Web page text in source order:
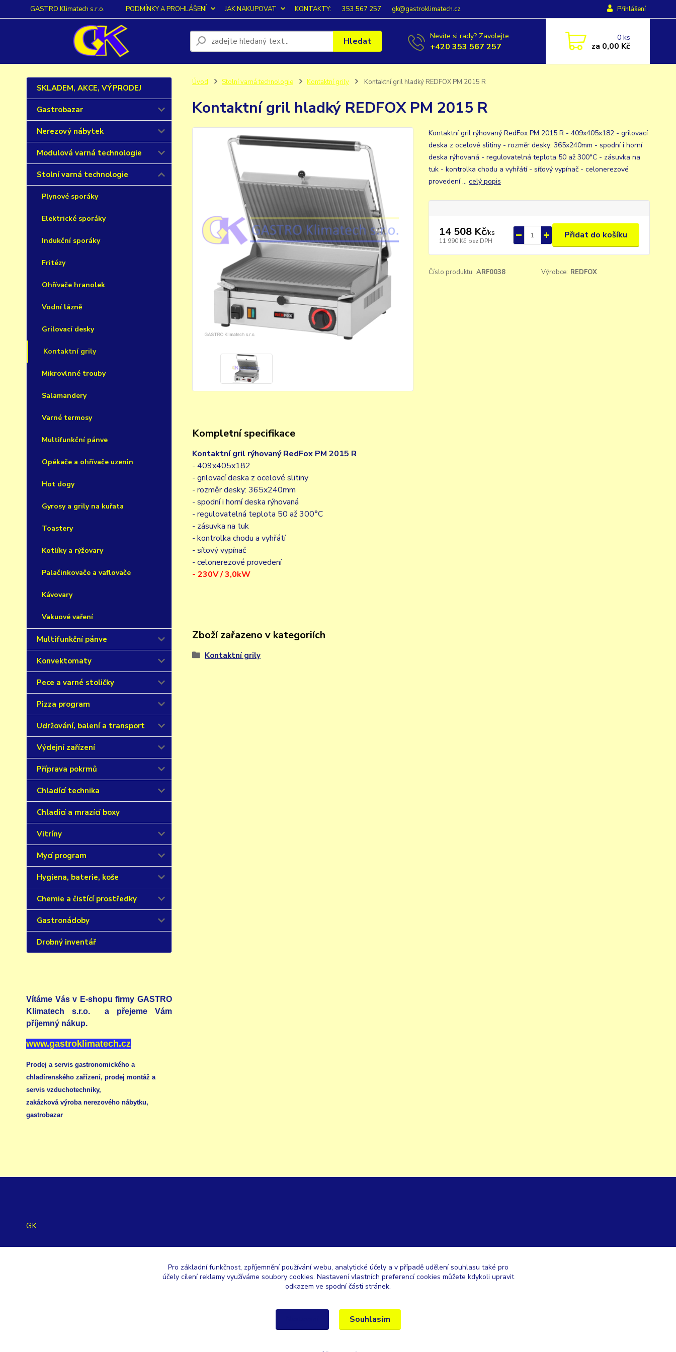
GASTRO Klimatech s.r.o. PODMÍNKY A PROHLÁŠENÍ JAK NAKUPOVAT KONTAKTY: 353 567 257 gk@gastroklimatech.cz Přihlášení
Hledat Nevíte si rady? Zavolejte.
+420 353 567 257
0ks
za 0,00 Kč
SKLADEM, AKCE, VÝPRODEJ
Gastrobazar
Nerezový nábytek
Modulová varná technologie
Stolní varná technologie
Plynové sporáky
Elektrické sporáky
Indukční sporáky
Fritézy
Ohřívače hranolek
Vodní lázně
Grilovací desky
Kontaktní grily
Mikrovlnné trouby
Salamandery
Varné termosy
Multifunkční pánve
Opékače a ohřívače uzenin
Hot dogy
Gyrosy a grily na kuřata
Toastery
Kotlíky a rýžovary
Palačinkovače a vaflovače
Kávovary
Vakuové vaření
Multifunkční pánve
Konvektomaty
Pece a varné stoličky
Pizza program
Udržování, balení a transport
Výdejní zařízení
Příprava pokrmů
Chladící technika
Chladící a mrazící boxy
Vitríny
Mycí program
Hygiena, baterie, koše
Chemie a čistící prostředky
Gastronádoby
Drobný inventář
Vítáme Vás v E-shopu firmy GASTRO
Klimatech s.r.o. a přejeme Vám
příjemný nákup.
www.gastroklimatech.cz
Prodej a servis gastronomického a
chladírenského zařízení, prodej montáž a
servis vzduchotechniky,
zakázková výroba nerezového nábytku,
gastrobazar
Úvod Stolní varná technologie Kontaktní grily Kontaktní gril hladký REDFOX PM 2015 R
Kontaktní gril hladký REDFOX PM 2015 R
Kontaktní gril rýhovaný RedFox PM 2015 R - 409x405x182 - grilovací
deska z ocelové slitiny - rozměr desky: 365x240mm - spodní i horní
deska rýhovaná - regulovatelná teplota 50 až 300°C - zásuvka na
tuk - kontrolka chodu a vyhřátí - síťový vypínač - celonerezové
provedení ... celý popis
14 508 Kč/ks
11 990 Kč bez DPH
Přidat do košíku
Číslo produktu: ARF0038 Výrobce: REDFOX
Kompletní specifikace
Kontaktní gril rýhovaný RedFox PM 2015 R
- 409x405x182
- grilovací deska z ocelové slitiny
- rozměr desky: 365x240mm
- spodní i horní deska rýhovaná
- regulovatelná teplota 50 až 300°C
- zásuvka na tuk
- kontrolka chodu a vyhřátí
- síťový vypínač
- celonerezové provedení
- 230V / 3,0kW
Zboží zařazeno v kategoriích
Kontaktní grily
GK
Pro základní funkčnost, zpříjemnění používání webu, analytické účely a v případě udělení souhlasu také pro
účely cílení reklamy využíváme soubory cookies. Nastavení vlastních preferencí cookies můžete kdykoli upravit
odkazem ve spodní části stránek.
Souhlasím